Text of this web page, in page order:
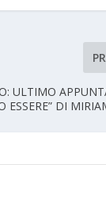
ULTIMO
ESSERE” DI